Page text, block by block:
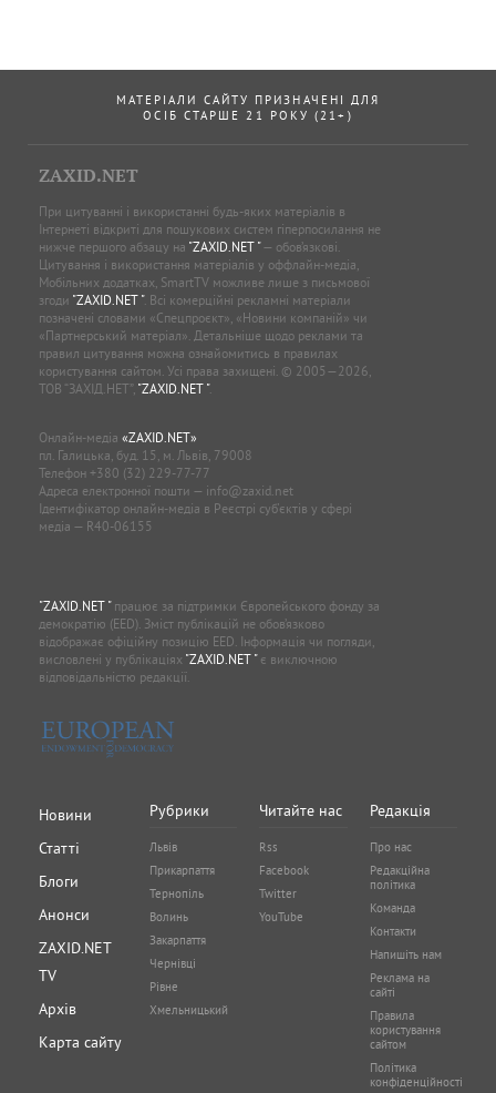
МАТЕРІАЛИ САЙТУ ПРИЗНАЧЕНІ ДЛЯ
ОСІБ СТАРШЕ 21 РОКУ (21+)
ZAXID.NET
При цитуванні і використанні будь-яких матеріалів в
Інтернеті відкриті для пошукових систем гіперпосилання не
нижче першого абзацу на "ZAXID.NET "— обов’язкові.
Цитування і використання матеріалів у оффлайн-медіа,
Мобільних додатках, SmartTV можливе лише з письмової
згоди "ZAXID.NET ". Всі комерційні рекламні матеріали
позначені словами «Спецпроєкт», «Новини компаній» чи
«Партнерський матеріал». Детальніше щодо реклами та
правил цитування можна ознайомитись в правилах
користування сайтом. Усі права захищені. © 2005—2026,
ТОВ “ЗАХІД.НЕТ”, "ZAXID.NET ".
Онлайн-медіа «ZAXID.NET»
пл. Галицька, буд. 15, м. Львів, 79008
Телефон +380 (32) 229-77-77
Адреса електронної пошти — info@zaxid.net
Ідентифікатор онлайн-медіа в Реєстрі суб'єктів у сфері
медіа — R40-06155
"ZAXID.NET "працює за підтримки Європейського фонду за
демократію (EED). Зміст публікацій не обов’язково
відображає офіційну позицію EED. Інформація чи погляди,
висловлені у публікаціях "ZAXID.NET "є виключною
відповідальністю редакції.
Новини
Статті
Блоги
Анонси
ZAXID.NET
TV
Архів
Карта сайту
Рубрики
Львів
Прикарпаття
Тернопіль
Волинь
Закарпаття
Чернівці
Рівне
Хмельницький
Читайте нас
Rss
Facebook
Twitter
YouTube
Редакція
Про нас
Редакційна
політика
Команда
Контакти
Напишіть нам
Реклама на
сайті
Правила
користування
сайтом
Політика
конфіденційності